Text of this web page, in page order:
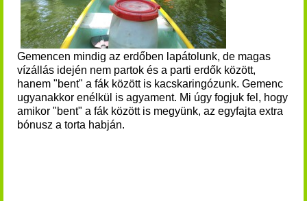
Gemencen mindig az erdőben lapátolunk, de magas
vízállás idején nem partok és a parti erdők között,
hanem "bent" a fák között is kacskaringózunk. Gemenc
ugyanakkor enélkül is agyament. Mi úgy fogjuk fel, hogy
amikor "bent" a fák között is megyünk, az egyfajta extra
bónusz a torta habján.